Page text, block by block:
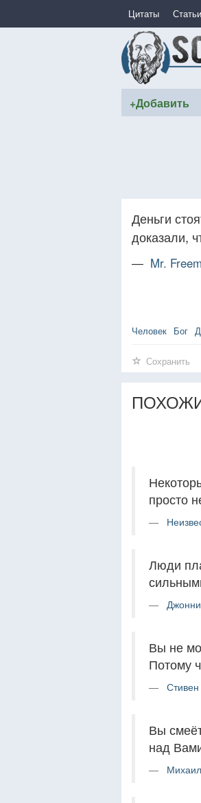
Цитаты Статьи
+Добавить
Деньги
доказали,
— Mr.
Человек Бог
Сохранить
просто
Люди
Вы не
Потому
Вы
над